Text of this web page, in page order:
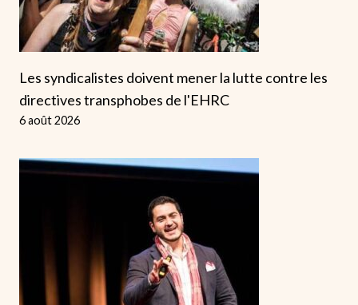
Les syndicalistes doivent mener la lutte contre les
directives transphobes de l'EHRC
6 août 2026